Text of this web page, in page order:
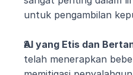
untuk pengambilan
AI yang Etis dan
telah menerapkan